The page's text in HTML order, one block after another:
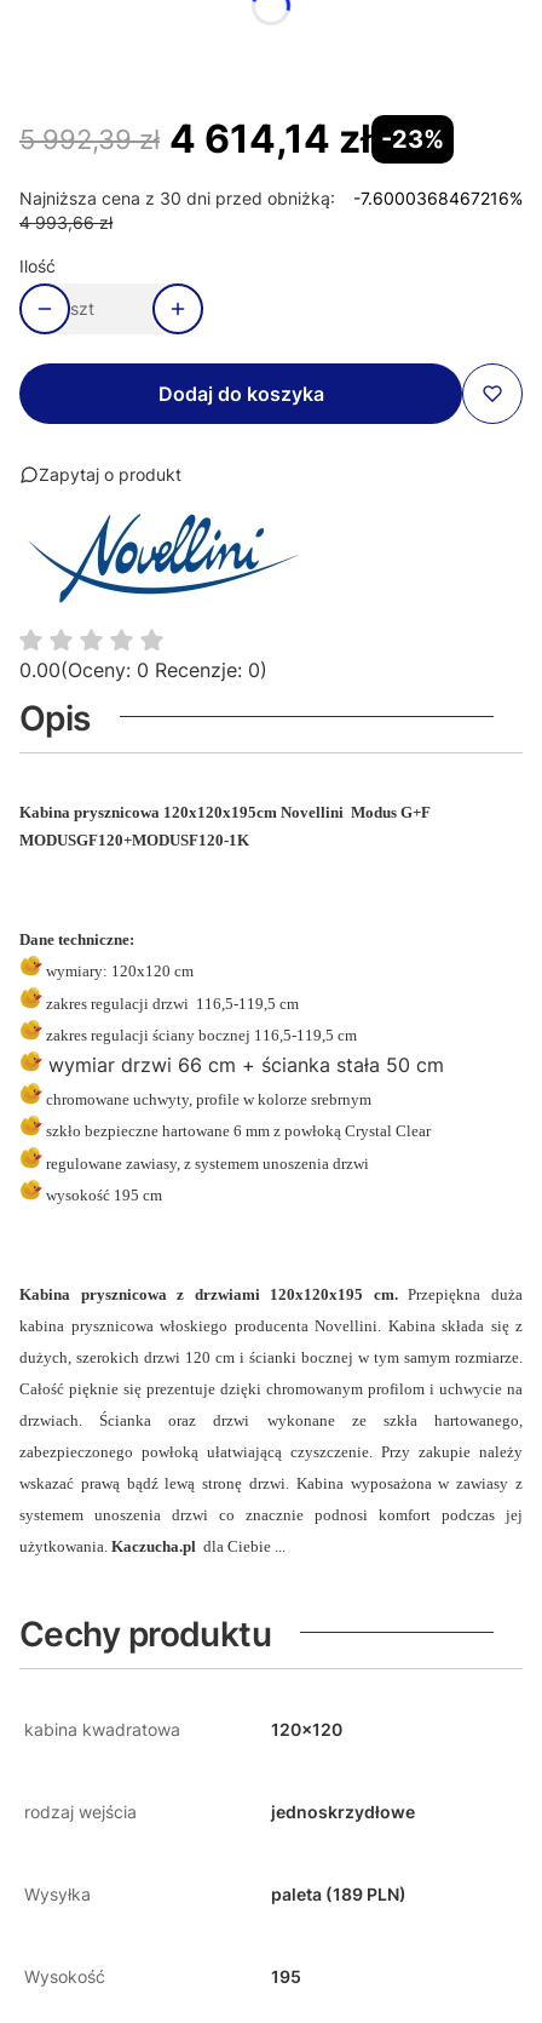
5 992,39 zł 4 614,14 zł -23%
Najniższa cena z 30 dni przed obniżką:
4 993,66 zł
-7.6000368467216%
Ilość
szt
Dodaj do koszyka
Zapytaj o produkt
0.00(Oceny: 0 Recenzje: 0)
Opis
Kabina prysznicowa 120x120x195cm Novellini Modus G+F
MODUSGF120+MODUSF120-1K
Dane techniczne:
wymiary: 120x120 cm
zakres regulacji drzwi 116,5-119,5 cm
zakres regulacji ściany bocznej 116,5-119,5 cm
wymiar drzwi 66 cm + ścianka stała 50 cm
chromowane uchwyty, profile w kolorze srebrnym
szkło bezpieczne hartowane 6 mm z powłoką Crystal Clear
regulowane zawiasy, z systemem unoszenia drzwi
wysokość 195 cm
Kabina prysznicowa z drzwiami 120x120x195 cm.Przepiękna duża
kabina prysznicowa włoskiego producenta Novellini. Kabina składa się z
dużych, szerokich drzwi 120 cm i ścianki bocznej w tym samym rozmiarze.
Całość pięknie się prezentuje dzięki chromowanym profilom i uchwycie na
drzwiach. Ścianka oraz drzwi wykonane ze szkła hartowanego,
zabezpieczonego powłoką ułatwiającą czyszczenie. Przy zakupie należy
wskazać prawą bądź lewą stronę drzwi. Kabina wyposażona w zawiasy z
systemem unoszenia drzwi co znacznie podnosi komfort podczas jej
użytkowania. Kaczucha.pl dla Ciebie ...
Cechy produktu
kabina kwadratowa 120x120
rodzaj wejścia jednoskrzydłowe
Wysyłka paleta (189 PLN)
Wysokość 195